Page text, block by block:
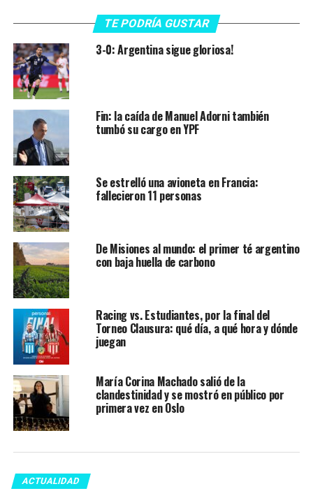
TE PODRÍA GUSTAR
3-0: Argentina sigue gloriosa!
Fin: la caída de Manuel Adorni también
tumbó su cargo en YPF
Se estrelló una avioneta en Francia:
fallecieron 11 personas
De Misiones al mundo: el primer té argentino
con baja huella de carbono
Racing vs. Estudiantes, por la final del
Torneo Clausura: qué día, a qué hora y dónde
juegan
María Corina Machado salió de la
clandestinidad y se mostró en público por
primera vez en Oslo
ACTUALIDAD